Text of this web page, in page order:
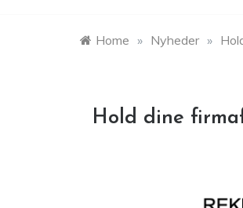
Home » Nyheder »
Hold dine